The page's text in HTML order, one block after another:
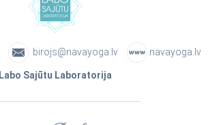
birojs@navayoga.lv navayoga.lv
Labo Sajūtu Laboratorija